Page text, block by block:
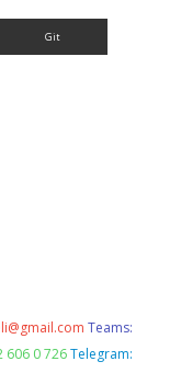
Teams:
606 0 726 Telegram: